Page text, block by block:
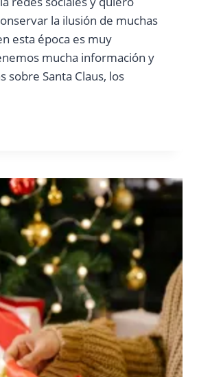
la ilusión de muchas
esta época es muy
mucha información y
sobre Santa Claus, los